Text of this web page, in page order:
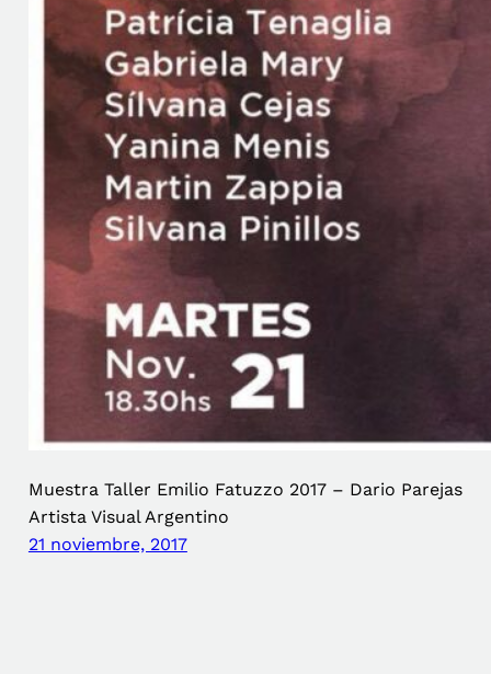
Muestra Taller Emilio Fatuzzo 2017 – Dario Parejas
Artista Visual Argentino
21 noviembre, 2017